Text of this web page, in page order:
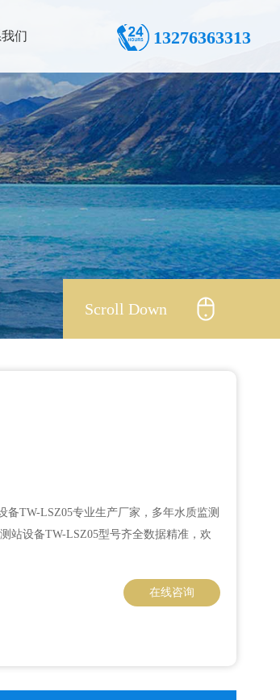
13276363313
们
Scroll Down
备TW-LSZ05专业生产厂家，多年水质监测
站设备TW-LSZ05型号齐全数据精准，欢
在线咨询